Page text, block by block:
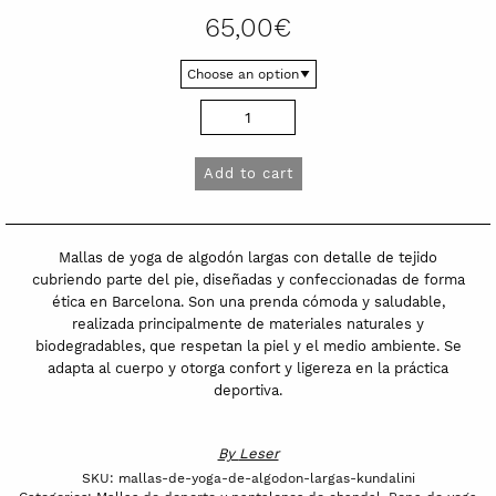
65,00€
algodón
Kundalini
quantity
Add to cart
Mallas de yoga de algodón largas con detalle de tejido
cubriendo parte del pie, diseñadas y confeccionadas de forma
ética en Barcelona. Son una prenda cómoda y saludable,
realizada principalmente de materiales naturales y
biodegradables, que respetan la piel y el medio ambiente. Se
adapta al cuerpo y otorga confort y ligereza en la práctica
deportiva.
By Leser
SKU: mallas-de-yoga-de-algodon-largas-kundalini